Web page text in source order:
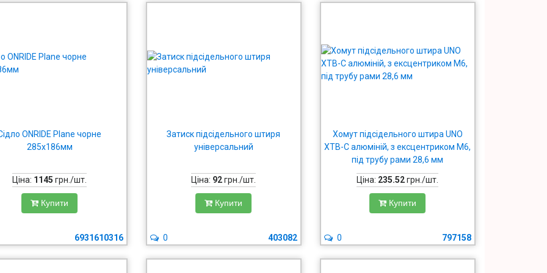
ONRIDE Plane чорне
285х186мм
Ціна: 1145 грн./шт.
Купити
6931610316
Затиск підсідельного штиря
універсальний
Ціна: 92грн./шт.
Купити
403082
0
Хомут підсідельного штира UNO
XTB-C алюміній, з ексцентриком М6,
під трубу рами 28,6 мм
Ціна: 235.52грн./шт.
Купити
797158
0